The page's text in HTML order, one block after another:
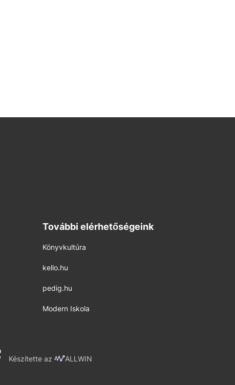
További elérhetőségeink
Könyvkultúra
kello.hu
pedig.hu
Modern Iskola
Készítette az ALLWIN